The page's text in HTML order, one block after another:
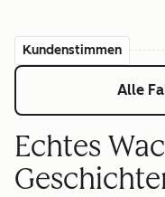
Kundenstimmen
Alle
Echtes